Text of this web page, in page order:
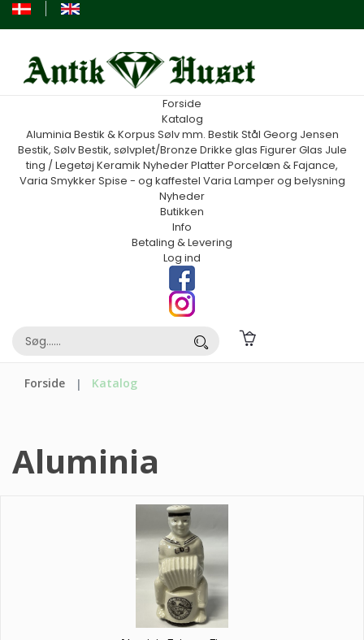
Forside
Katalog
Aluminia Bestik & Korpus Sølv mm. Bestik Stål Georg Jensen
Bestik, SølvBestik, sølvplet/Bronze Drikke glas FigurerGlas Jule
ting / Legetøj Keramik NyhederPlatterPorcelæn & Fajance,
Varia SmykkerSpise - og kaffestel Varia Lamper og belysning
Nyheder
Butikken
Info
Betaling & Levering
Log ind
Forside Katalog
Aluminia